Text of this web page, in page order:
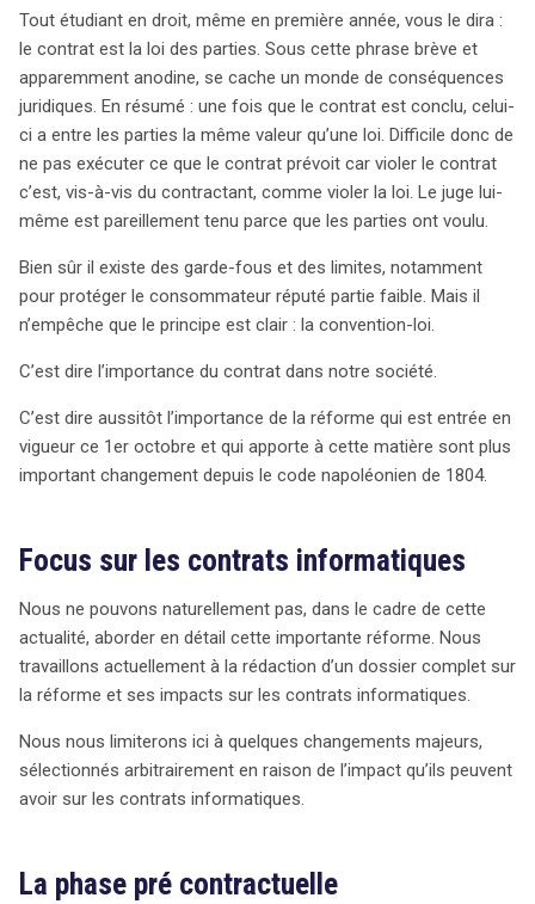
parties. C’est sur cette base que la réforme du 1er
octobre transforme le paysage juridique, introduisant
des changements majeurs qui touchent particulièrement
les contrats informatiques. L’une des avancées
significatives concerne la phase pré-contractuelle,
désormais encadrée par des règles précises, offrant une
clarté sur les négociations et les engagements. La
définition du contrat elle-même a été redéfinie,
volontés », tandis que les concepts de cause et d’objet
disparaissent au profit d’une approche centrée sur le
contenu. Le code civil intègre également pour la
parties de renégocier un contrat en cas de
circonstances imprévues rendant son exécution
excessivement onéreuse. En parallèle, la notion de force
majeure est clarifiée, apportant un cadre juridique pour
bonne foi dans l’exécution des contrats, tout en
Elle précise également les conditions de durée des
contrats et élargit la définition de l’écrit, incluant les
supports électroniques. Ces évolutions promettent de
transformer les pratiques contractuelles, notamment
nouvelles réalités juridiques sera essentielle.
Tout étudiant en droit, même en première année, vous le dira :
le contrat est la loi des parties. Sous cette phrase brève et
apparemment anodine, se cache un monde de conséquences
juridiques. En résumé : une fois que le contrat est conclu, celui-
ci a entre les parties la même valeur qu’une loi. Difficile donc de
ne pas exécuter ce que le contrat prévoit car violer le contrat
c’est, vis-à-vis du contractant, comme violer la loi. Le juge lui-
même est pareillement tenu parce que les parties ont voulu.
Bien sûr il existe des garde-fous et des limites, notamment
pour protéger le consommateur réputé partie faible. Mais il
n’empêche que le principe est clair : la convention-loi.
C’est dire l’importance du contrat dans notre société.
C’est dire aussitôt l’importance de la réforme qui est entrée en
vigueur ce 1er octobre et qui apporte à cette matière sont plus
important changement depuis le code napoléonien de 1804.
Focus sur les contrats informatiques
Nous ne pouvons naturellement pas, dans le cadre de cette
actualité, aborder en détail cette importante réforme. Nous
travaillons actuellement à la rédaction d’un dossier complet sur
la réforme et ses impacts sur les contrats informatiques.
Nous nous limiterons ici à quelques changements majeurs,
sélectionnés arbitrairement en raison de l’impact qu’ils peuvent
avoir sur les contrats informatiques.
La phase pré contractuelle